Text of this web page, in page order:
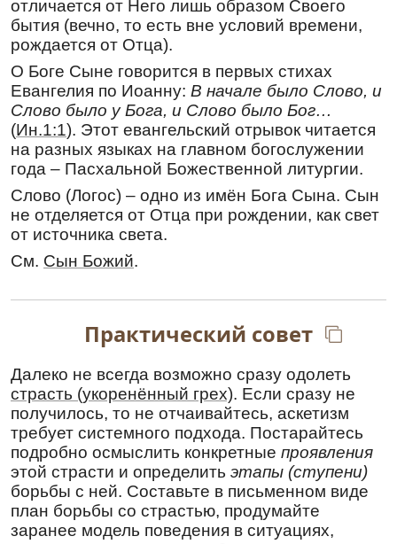
вопие́м:/ моли́ся ко Го́споду,// да моли́твами
твои́ми да́рует мир и спасе́ние душа́м на́шим.
Перевод:
Молитвой и постом, трудами и терпением
умертвивший всякое плотское мудрование,
чистоты сосуд благообразный (1Фес.4:4),
Божественных даров и чудес причастник,
монахам же прекрасный наставник ты был,
подвизаясь
вместе с блаженным Корнилием,
отче Богомудрый. Потому взываем: молись
ко Господу, да по молитвам твоим дарует
мир и спасение душам нашим.
Молитва
Избра́нниче Бо́жий и чудотво́рче,
испо́лнен сый Ду́ха прему́дрости и ра́зума,
Ду́ха благоче́стия и стра́ха Госпо́дня, и прии́м
вся ору́жия Бо́жия, препоя́сав чре́сла твоя́
и́стиною, обо́лкся в броня́ пра́вды и обув но́зе
во угото́вание благовествова́ния ми́ра, над
все́ми же восприи́м щит ве́ры, возмо́гл еси́,
я́ко добр во́ин Христо́в, вся стре́лы лука́ваго
разжже́нныя угаси́ти. Сего́ ра́ди водворя́яся
днесь с ли́ками Безпло́тных сил в оби́телях
Отца́ Небе́снаго, неувяда́емым венце́м увязе́н
еси́ и, предстоя́ Престо́лу Царя́ сла́вы,
Го́спода сил, и́маши дерзнове́ние возноси́ти к
отличается от Него лишь образом Своего
бытия (вечно, то есть вне условий времени,
рождается от Отца).
О Боге Сыне говорится в первых стихах
Евангелия по Иоанну: В начале было Слово, и
Слово было у Бога, и Слово было Бог…
(Ин.1:1). Этот евангельский отрывок читается
на разных языках на главном богослужении
года – Пасхальной Божественной литургии.
Слово (Логос) – одно из имён Бога Сына. Сын
не отделяется от Отца при рождении, как свет
от источника света.
См. Сын Божий.
Практический совет
Далеко не всегда возможно сразу одолеть
страсть (укоренённый грех). Если сразу не
получилось, то не отчаивайтесь, аскетизм
требует системного подхода. Постарайтесь
подробно осмыслить конкретные проявления
этой страсти и определить этапы (ступени)
борьбы с ней. Составьте в письменном виде
план борьбы со страстью, продумайте
заранее модель поведения в ситуациях,